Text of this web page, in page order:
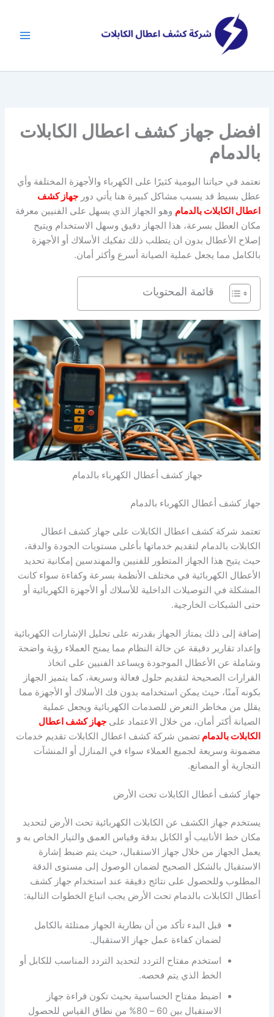
المحتوى
افضل جهاز كشف اعطال الكابلات
بالدمام
نعتمد في حياتنا اليومية كثيرًا على الكهرباء والأجهزة المختلفة وأي
عطل بسيط قد يسبب مشاكل كبيرة هنا يأتي دورجهاز كشف
اعطال الكابلات بالدمام وهو الجهاز الذي يسهل على الفنيين معرفة
مكان العطل بسرعة، هذا الجهاز دقيق وسهل الاستخدام ويتيح
إصلاح الأعطال بدون ان يتطلب ذلك تفكيك الأسلاك أو الأجهزة
بالكامل مما يجعل عملية الصيانة أسرع وأكثر أمان.
قائمة المحتويات
جهاز كشف أعطال الكهرباء بالدمام
جهاز كشف أعطال الكهرباء بالدمام
تعتمد شركة كشف اعطال الكابلات على جهاز كشف اعطال
الكابلات بالدمام لتقديم خدماتها بأعلى مستويات الجودة والدقة،
حيث يتيح هذا الجهاز المتطور للفنيين والمهندسين إمكانية تحديد
الأعطال الكهربائية في مختلف الأنظمة بسرعة وكفاءة سواء كانت
المشكلة في التوصيلات الداخلية للأسلاك أو الأجهزة الكهربائية أو
حتى الشبكات الخارجية.
إضافة إلى ذلك يمتاز الجهاز بقدرته على تحليل الإشارات الكهربائية
وإعداد تقارير دقيقة عن حالة النظام مما يمنح العملاء رؤية واضحة
وشاملة عن الأعطال الموجودة ويساعد الفنيين على اتخاذ
القرارات الصحيحة لتقديم حلول فعالة وسريعة، كما يتميز الجهاز
بكونه آمنًا، حيث يمكن استخدامه بدون فك الأسلاك أو الأجهزة مما
يقلل من مخاطر التعرض للصدمات الكهربائية ويجعل عملية
الصيانة أكثر أمان، من خلال الاعتماد علىجهاز كشف اعطال
الكابلات بالدمام تضمن شركة كشف اعطال الكابلات تقديم خدمات
مضمونة وسريعة لجميع العملاء سواء في المنازل أو المنشآت
التجارية أو المصانع.
جهاز كشف أعطال الكابلات تحت الأرض
يستخدم جهاز الكشف عن الكابلات الكهربائية تحت الأرض لتحديد
مكان خط الأنابيب أو الكابل بدقة وقياس العمق والتيار الخاص به و
يعمل الجهاز من خلال جهاز الاستقبال، حيث يتم ضبط إشارة
الاستقبال بالشكل الصحيح لضمان الوصول إلى مستوى الدقة
المطلوب وللحصول على نتائج دقيقة عند استخدام جهاز كشف
أعطال الكابلات بالدمام تحت الأرض يجب اتباع الخطوات التالية:
قبل البدء تأكد من أن بطارية الجهاز ممتلئة بالكامل
لضمان كفاءة عمل جهاز الاستقبال.
استخدم مفتاح التردد لتحديد التردد المناسب للكابل أو
الخط الذي يتم فحصه.
اضبط مفتاح الحساسية بحيث تكون قراءة جهاز
الاستقبال بين 60 – 80% من نطاق القياس للحصول